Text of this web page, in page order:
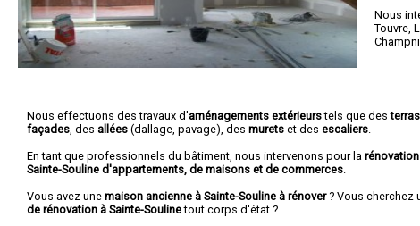
Nous
Touvre ,
Nous effectuons des travaux d'aménagements extérieurstels que des
façades , des allées (dallage, pavage), des murets et des escaliers
En tant que professionnels du bâtiment, nous intervenons pour la
Sainte-Souline d'appartements, de maisons et de commerces
Vous avez une maison ancienne à Sainte-Souline à rénover? Vous cherchez
de rénovation à Sainte-Soulinetout corps d'état ?